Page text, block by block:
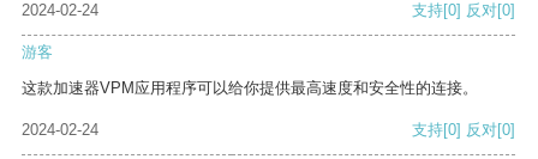
2024-02-24 支持[0] 反对[0]
游客
这款加速器VPM应用程序可以给你提供最高速度和安全性的连接。
2024-02-24 支持[0] 反对[0]